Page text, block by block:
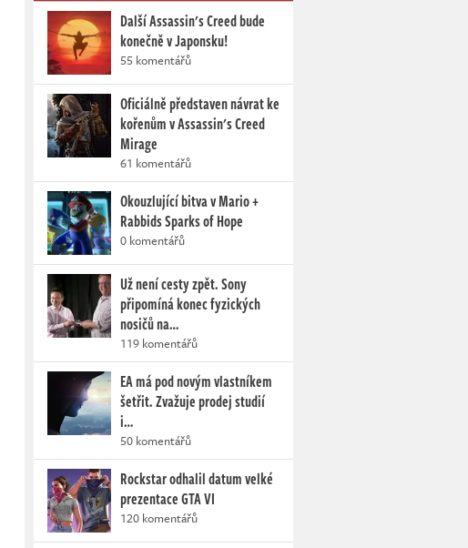
Další Assassin's Creed bude
konečně v Japonsku!
55 komentářů
Oficiálně představen návrat ke
kořenům v Assassin's Creed
Mirage
61 komentářů
Okouzlující bitva v Mario +
Rabbids Sparks of Hope
0 komentářů
Už není cesty zpět. Sony
připomíná konec fyzických
nosičů na…
119 komentářů
EA má pod novým vlastníkem
šetřit. Zvažuje prodej studií
i…
50 komentářů
Rockstar odhalil datum velké
prezentace GTA VI
120 komentářů